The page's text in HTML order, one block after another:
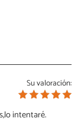
Su valoración:
intentaré.